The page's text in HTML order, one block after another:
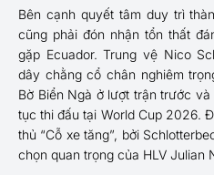
Bên cạnh quyết tâm duy trì
cũng phải đón nhận tổn thất
gặp Ecuador. Trung vệ Nico
dây chằng cổ chân nghiêm
Bờ Biển Ngà ở lượt trận trước
tục thi đấu tại World Cup 2026.
thủ “Cỗ xe tăng”, bởi
chọn quan trọng của HLV Julian